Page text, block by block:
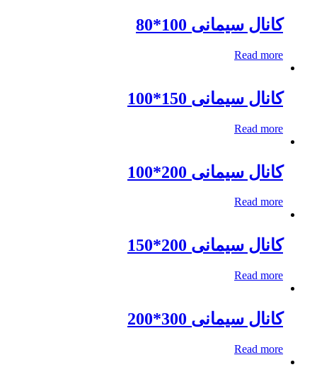
کانال سیمانی 100*80
Read more
کانال سیمانی 150*100
Read more
کانال سیمانی 200*100
Read more
کانال سیمانی 200*150
Read more
کانال سیمانی 300*200
Read more